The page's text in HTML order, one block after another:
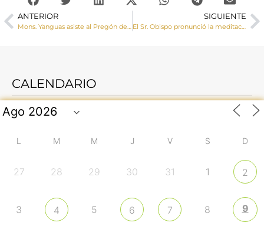
ANTERIOR
Mons. Yanguas asiste al Pregón de la Semana Santa de Cuenca 2023
SIGUIENTE
El Sr. Obispo pronunció la meditación de la Primara Palabra en la noche de Lunes Santo en la procesión penitencial del Santísimo Cristo de la Vera Cruz
CALENDARIO
L M M J V S D
27 28 29 30 31 1 2
3 4 5 6 7 8 9